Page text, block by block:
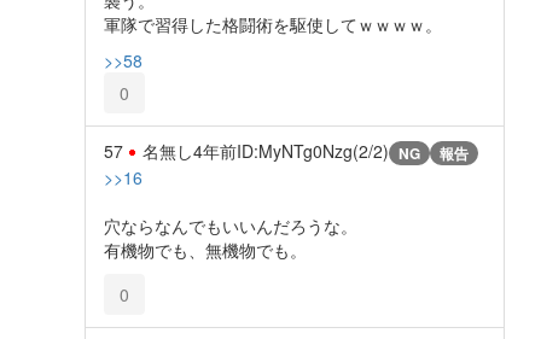
軍隊で習得した格闘術を駆使してｗｗｗｗ。
>>58
0
57 名無し4年前ID:MyNTg0Nzg(2/2) NG 報告
>>16
穴ならなんでもいいんだろうな。
有機物でも、無機物でも。
0